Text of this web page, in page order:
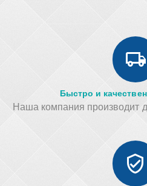
Быстро и
Наша компания производит